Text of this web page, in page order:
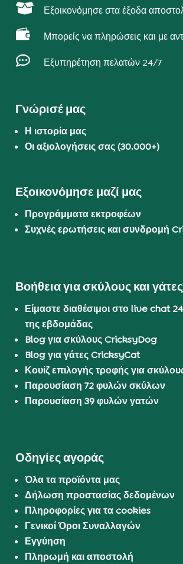
 Εξοικονόμησε στα έξοδα
 Μπορείς να πληρώσεις και με
 Εξυπηρέτηση πελατών 24/7
Γνώρισέ μας
Η ιστορία μας
Οι αξιολογήσεις σας (30.000+)
Εξοικονόμησε μαζί μας
Προγράμματα εκτροφέων
Συχνές ερωτήσεις και συνδρομή
Βοήθεια για σκύλους και γάτες
Είμαστε διαθέσιμοι στο live chat
της εβδομάδας
Blog για σκύλους CricksyDog
Blog για γάτες CricksyCat
Κουίζ επιλογής τροφής για
Παρουσίαση 72 φυλών σκύλων
Παρουσίαση 39 φυλών γατών
Οδηγίες αγοράς
Όλα τα προϊόντα μας
Δήλωση προστασίας δεδομένων
Πληροφορίες για τα cookies
Γενικοί Όροι Συναλλαγών
Εγγύηση
Πληρωμή και αποστολή